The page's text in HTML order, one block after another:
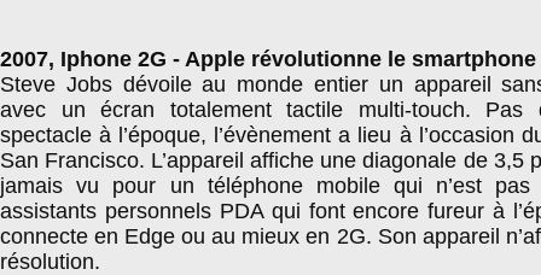
2007, Iphone 2G - Apple révolutionne le smartphone
Steve Jobs dévoile au monde entier un appareil
avec un écran totalement tactile multi-touch. Pas
spectacle à l’époque, l’évènement a lieu à l’occasion
San Francisco. L’appareil affiche une diagonale de 3,5
jamais vu pour un téléphone mobile qui n’est
assistants personnels PDA qui font encore fureur à
connecte en Edge ou au mieux en 2G. Son appareil
résolution.